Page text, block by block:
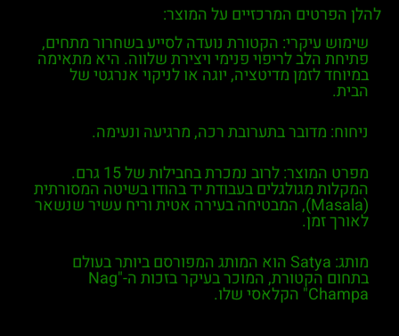
להלן הפרטים המרכזיים על המוצר:
שימוש עיקרי: הקטורת נועדה לסייע בשחרור מתחים,
פתיחת הלב לריפוי פנימי ויצירת שלווה. היא מתאימה
במיוחד לזמן מדיטציה, יוגה או לניקוי אנרגטי של
הבית.
ניחוח: מדובר בתערובת רכה, מרגיעה ונעימה.
מפרט המוצר: לרוב נמכרת בחבילות של 15 גרם.
המקלות מגולגלים בעבודת יד בהודו בשיטה המסורתית
(Masala), המבטיחה בעירה אטית וריח עשיר שנשאר
לאורך זמן.
מותג: Satya הוא המותג המפורסם ביותר בעולם
בתחום הקטורת, המוכר בעיקר בזכות ה-"Nag
Champa" הקלאסי שלו.